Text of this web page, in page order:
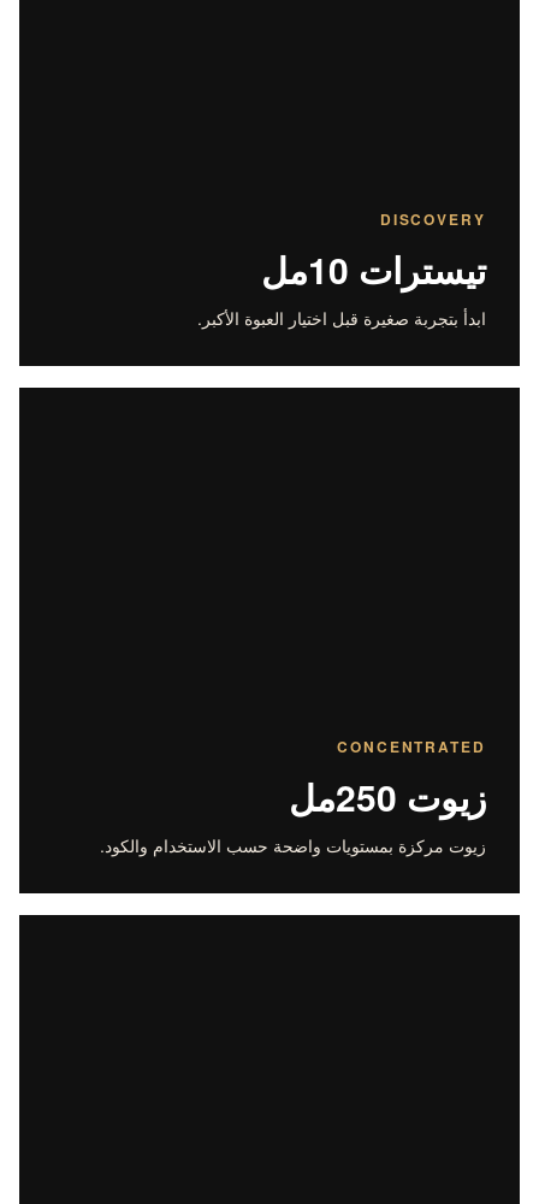
DISCOVERY
تيسترات 10مل
ابدأ بتجربة صغيرة قبل اختيار العبوة الأكبر.
CONCENTRATED
زيوت 250مل
زيوت مركزة بمستويات واضحة حسب الاستخدام والكود.